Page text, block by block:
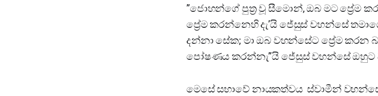
”ජොහන්ගේ පුත්‍ර වූ සීමොන්, ඔබ මට ප්‍රේම
ප්‍රේම කරන්නෙහි දැ’යි ජේසුස් වහන්සේ
දන්නා සේක; මා ඔබ වහන්සේට ප්‍රේම කරන
පෝෂණය කරන්නැ”යි ජේසුස් වහන්සේ ඔහුට
මෙසේ සභාවේ නායකත්වය ස්වාමීන්